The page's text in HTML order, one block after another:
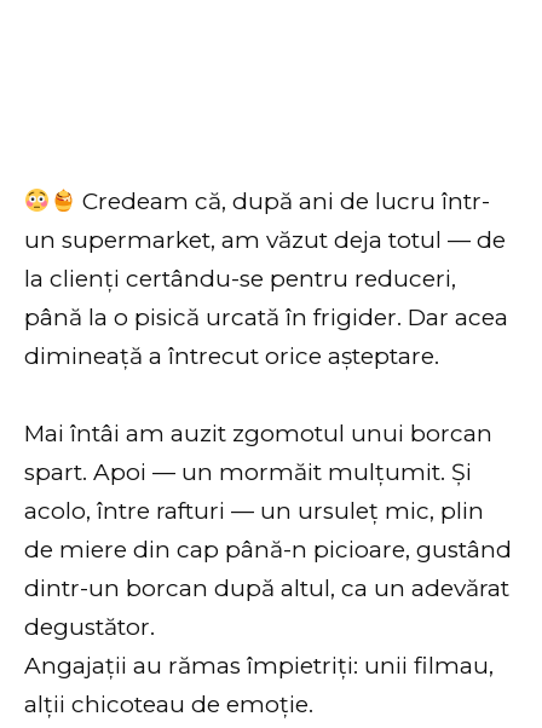
Credeam că, după ani de lucru într-
un supermarket, am văzut deja totul — de
la clienți certându-se pentru reduceri,
până la o pisică urcată în frigider. Dar acea
dimineață a întrecut orice așteptare.
Mai întâi am auzit zgomotul unui borcan
spart. Apoi — un mormăit mulțumit. Și
acolo, între rafturi — un ursuleț mic, plin
de miere din cap până-n picioare, gustând
dintr-un borcan după altul, ca un adevărat
degustător.
Angajații au rămas împietriți: unii filmau,
alții chicoteau de emoție.